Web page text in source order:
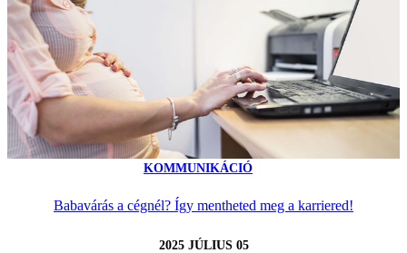
KOMMUNIKÁCIÓ
Babavárás a cégnél? Így mentheted meg a karriered!
2025 JÚLIUS 05